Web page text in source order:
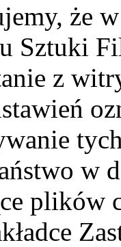
że
Sztuki
z
w
plików